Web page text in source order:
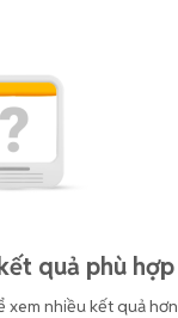
quả phù hợp
xem nhiều kết quả hơn